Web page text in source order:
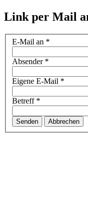
Link per Mail
E-Mail an *
Absender*
Eigene E-Mail *
Betreff*
Senden Abbrechen